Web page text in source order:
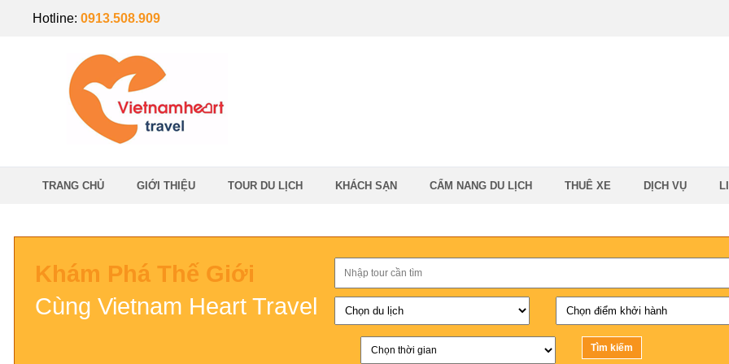
Hotline: 0913.508.909
TRANG CHỦ GIỚI THIỆU TOUR DU LỊCH KHÁCH SẠN CẨM NANG DU LỊCH THUÊ XE DỊCH VỤ
Khám Phá Thế Giới
Cùng Vietnam Heart Travel